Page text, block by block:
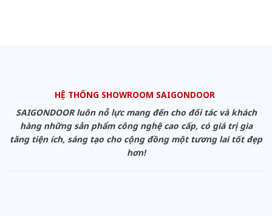
HỆ THỐNG SHOWROOM SAIGONDOOR
SAIGONDOOR luôn nỗ lực mang đến cho đối tác và khách
hàng những sản phẩm công nghệ cao cấp, có giá trị gia
tăng tiện ích, sáng tạo cho cộng đồng một tương lai tốt đẹp
hơn!